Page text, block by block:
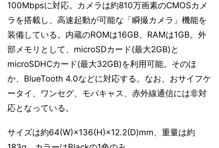
100Mbpsに対応。カメラは約810万画素のCMOSカメ
ラを搭載し、高速起動が可能な「瞬撮カメラ」機能を
装備している。内蔵のROMは16GB、RAMは1GB。外
部メモリとして、microSDカード(最大2GB)と
microSDHCカード(最大32GB)を利用可能。そのほ
か、BlueTooth 4.0などに対応する。なお、おサイフケ
ータイ、ワンセグ、モバキャス、赤外線通信には非対
応となっている。
サイズは約64(W)×136(H)×12.2(D)mm、重量は約